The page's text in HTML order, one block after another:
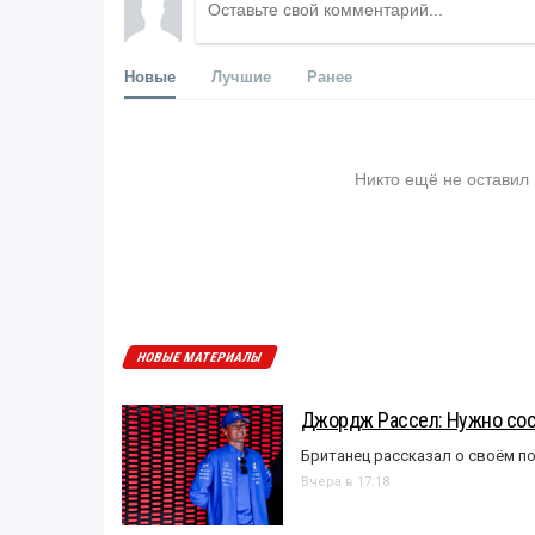
Новые Лучшие Ранее
Никто ещё не
НОВЫЕ МАТЕРИАЛЫ
Джордж Рассел: Нужно
Британец рассказал о своём
Вчера в 17:18